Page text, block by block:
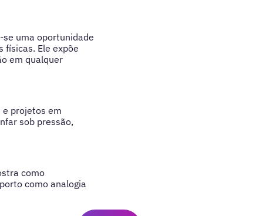
uma oportunidade
físicas. Ele expõe
em qualquer
e projetos em
sob pressão,
como
como analogia